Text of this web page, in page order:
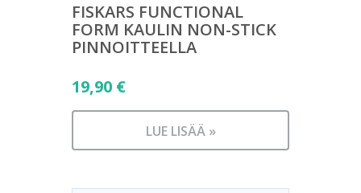
FISKARS FUNCTIONAL
FORM KAULIN NON-STICK
PINNOITTEELLA
19,90 €
LUE LISÄÄ »